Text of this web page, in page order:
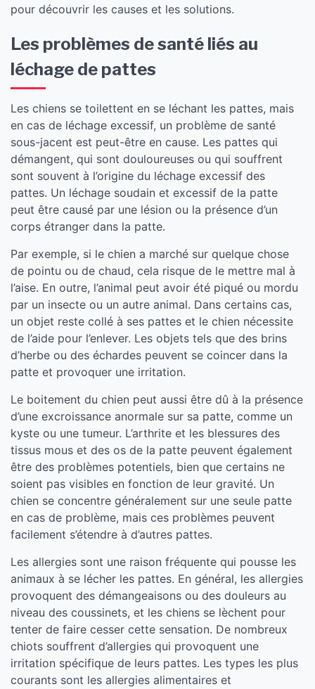
pour découvrir les causes et les solutions.
Les problèmes de santé liés au
léchage de pattes
Les chiens se toilettent en se léchant les pattes, mais
en cas de léchage excessif, un problème de santé
sous-jacent est peut-être en cause. Les pattes qui
démangent, qui sont douloureuses ou qui souffrent
sont souvent à l’origine du léchage excessif des
pattes. Un léchage soudain et excessif de la patte
peut être causé par une lésion ou la présence d’un
corps étranger dans la patte.
Par exemple, si le chien a marché sur quelque chose
de pointu ou de chaud, cela risque de le mettre mal à
l’aise. En outre, l’animal peut avoir été piqué ou mordu
par un insecte ou un autre animal. Dans certains cas,
un objet reste collé à ses pattes et le chien nécessite
de l’aide pour l’enlever. Les objets tels que des brins
d’herbe ou des échardes peuvent se coincer dans la
patte et provoquer une irritation.
Le boitement du chien peut aussi être dû à la présence
d’une excroissance anormale sur sa patte, comme un
kyste ou une tumeur. L’arthrite et les blessures des
tissus mous et des os de la patte peuvent également
être des problèmes potentiels, bien que certains ne
soient pas visibles en fonction de leur gravité. Un
chien se concentre généralement sur une seule patte
en cas de problème, mais ces problèmes peuvent
facilement s’étendre à d’autres pattes.
Les allergies sont une raison fréquente qui pousse les
animaux à se lécher les pattes. En général, les allergies
provoquent des démangeaisons ou des douleurs au
niveau des coussinets, et les chiens se lèchent pour
tenter de faire cesser cette sensation. De nombreux
chiots souffrent d’allergies qui provoquent une
irritation spécifique de leurs pattes. Les types les plus
courants sont les allergies alimentaires et